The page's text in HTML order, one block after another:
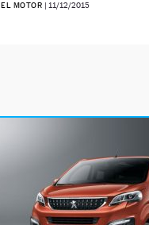
EL MOTOR | 11/12/2015